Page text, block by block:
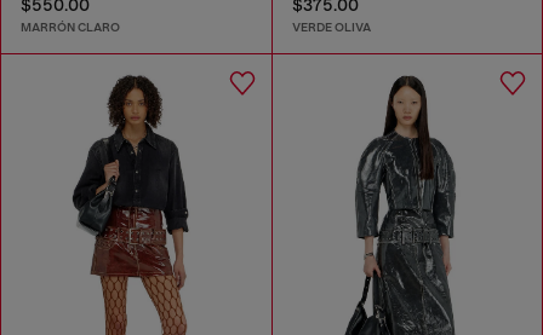
$550.00
MARRÓN CLARO
$375.00
VERDE OLIVA